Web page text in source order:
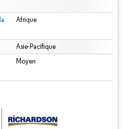
Afrique
Asie-Pacifique
Moyen
réutilisation nécessite une attribution sous CC